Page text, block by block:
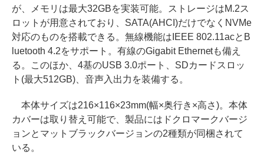
が、メモリは最大32GBを実装可能。ストレージはM.2ス
ロットが用意されており、SATA(AHCI)だけでなくNVMe
対応のものを搭載できる。無線機能はIEEE 802.11acとB
luetooth 4.2をサポート。有線のGigabit Ethernetも備え
る。このほか、4基のUSB 3.0ポート、SDカードスロッ
ト(最大512GB)、音声入出力を装備する。
本体サイズは216×116×23mm(幅×奥行き×高さ)。本体
カバーは取り替え可能で、製品にはドクロマークバージ
ョンとマットブラックバージョンの2種類が同梱されて
いる。